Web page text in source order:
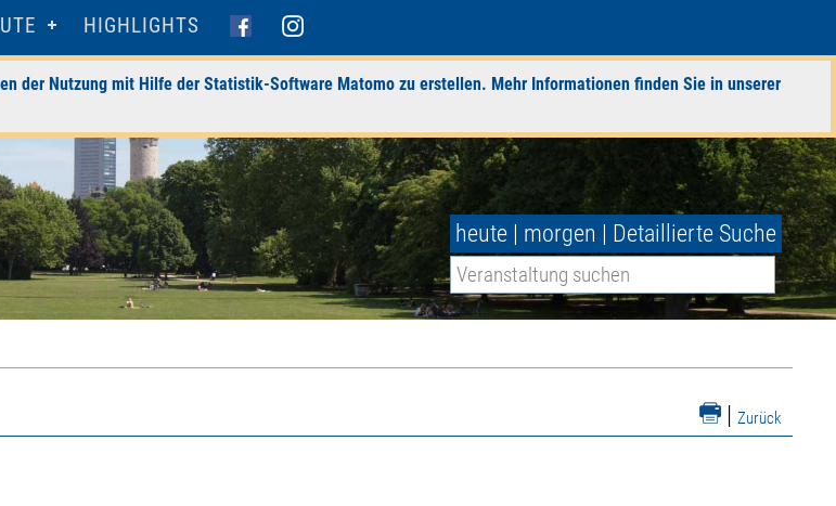
HIGHLIGHTS
der Nutzung mit Hilfe der Statistik-Software Matomo zu erstellen. Mehr Informationen finden Sie in unserer
heute | morgen | Detaillierte Suche
| Zurück